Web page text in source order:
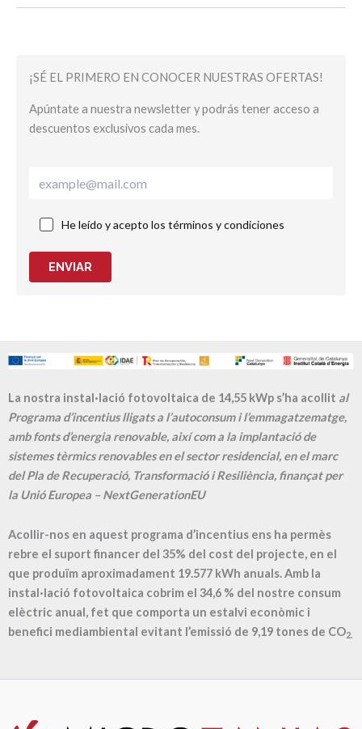
¡SÉ EL PRIMERO EN CONOCER NUESTRAS OFERTAS!
Apúntate a nuestra newsletter y podrás tener acceso a
descuentos exclusivos cada mes.
He leído y acepto los términos y condiciones
ENVIAR
La nostra instal·lació fotovoltaica de 14,55 kWp s’ha acollit al
Programa d’incentius lligats a l’autoconsum i l’emmagatzematge,
amb fonts d’energia renovable, així com a la implantació de
sistemes tèrmics renovables en el sector residencial, en el marc
del Pla de Recuperació, Transformació i Resiliència, finançat per
la Unió Europea – NextGenerationEU
Acollir-nos en aquest programa d’incentius ens ha permès
rebre el suport financer del 35% del cost del projecte, en el
que produïm aproximadament 19.577 kWh anuals. Amb la
instal·lació fotovoltaica cobrim el 34,6 % del nostre consum
elèctric anual, fet que comporta un estalvi econòmic i
benefici mediambiental evitant l’emissió de 9,19 tones de CO2.